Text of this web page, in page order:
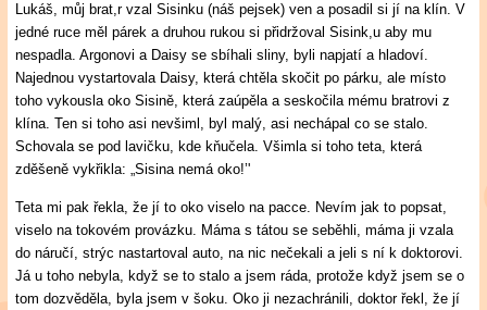
Lukáš, můj brat,r vzal Sisinku (náš pejsek) ven a posadil si jí na klín. V
jedné ruce měl párek a druhou rukou si přidržoval Sisink,u aby mu
nespadla. Argonovi a Daisy se sbíhali sliny, byli napjatí a hladoví.
Najednou vystartovala Daisy, která chtěla skočit po párku, ale místo
toho vykousla oko Sisině, která zaúpěla a seskočila mému bratrovi z
klína. Ten si toho asi nevšiml, byl malý, asi nechápal co se stalo.
Schovala se pod lavičku, kde kňučela. Všimla si toho teta, která
zděšeně vykřikla: „Sisina nemá oko!’'
Teta mi pak řekla, že jí to oko viselo na pacce. Nevím jak to popsat,
viselo na tokovém provázku. Máma s tátou se seběhli, máma ji vzala
do náručí, strýc nastartoval auto, na nic nečekali a jeli s ní k doktorovi.
Já u toho nebyla, když se to stalo a jsem ráda, protože když jsem se o
tom dozvěděla, byla jsem v šoku. Oko ji nezachránili, doktor řekl, že jí